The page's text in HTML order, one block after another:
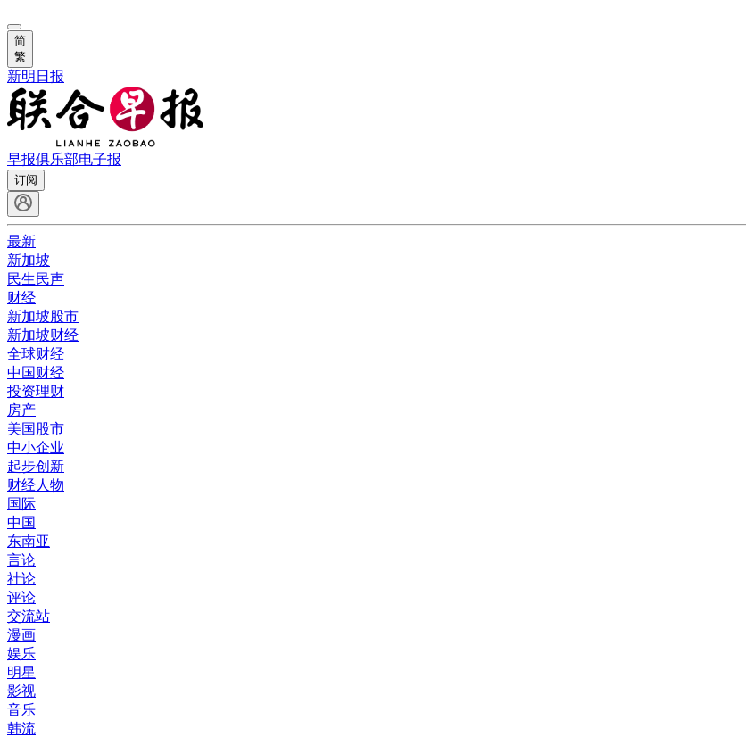
简
繁
新明日报
早报俱乐部电子报
订阅
最新
新加坡
民生民声
财经
新加坡股市
新加坡财经
全球财经
中国财经
投资理财
房产
美国股市
中小企业
起步创新
财经人物
国际
中国
东南亚
言论
社论
评论
交流站
漫画
娱乐
明星
影视
音乐
韩流